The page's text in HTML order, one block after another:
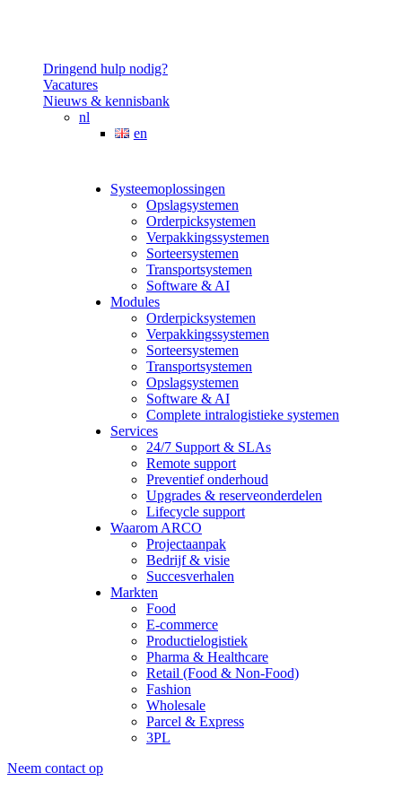
Dringend hulp nodig?
Vacatures
Nieuws & kennisbank
nl
en
Systeemoplossingen
Opslagsystemen
Orderpicksystemen
Verpakkingssystemen
Sorteersystemen
Transportsystemen
Software & AI
Modules
Orderpicksystemen
Verpakkingssystemen
Sorteersystemen
Transportsystemen
Opslagsystemen
Software & AI
Complete intralogistieke systemen
Services
24/7 Support & SLAs
Remote support
Preventief onderhoud
Upgrades & reserveonderdelen
Lifecycle support
Waarom ARCO
Projectaanpak
Bedrijf & visie
Succesverhalen
Markten
Food
E-commerce
Productielogistiek
Pharma & Healthcare
Retail (Food & Non-Food)
Fashion
Wholesale
Parcel & Express
3PL
Neem contact op